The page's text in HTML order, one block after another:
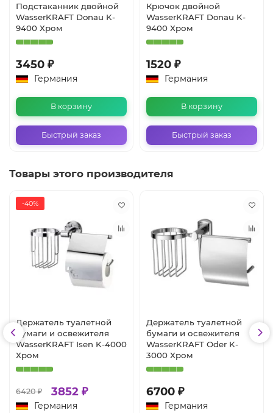
Подстаканник двойной
WasserKRAFT Donau K-
9400 Хром
3450 ₽
Германия
В корзину
Быстрый заказ
Крючок двойной
WasserKRAFT Donau K-
9400 Хром
1520 ₽
Германия
В корзину
Быстрый заказ
Товары этого производителя
-40%
Держатель туалетной
бумаги и освежителя
WasserKRAFT Isen K-4000
Хром
6420 ₽ 3852 ₽
Германия
Держатель туалетной
бумаги и освежителя
WasserKRAFT Oder K-
3000 Хром
6700 ₽
Германия